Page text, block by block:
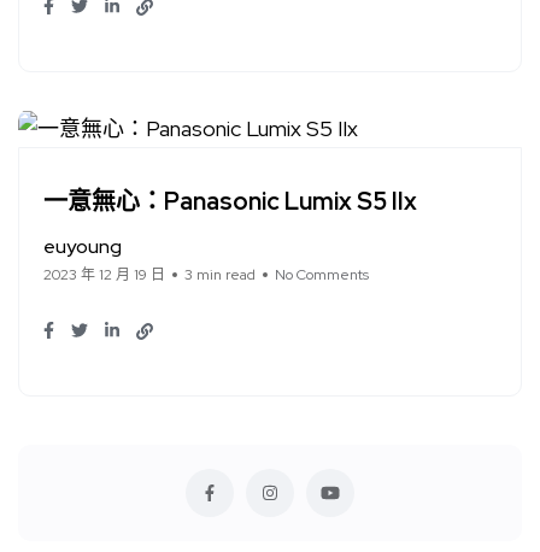
一意無心：Panasonic Lumix S5 IIx
euyoung
2023 年 12 月 19 日 3 min read No Comments